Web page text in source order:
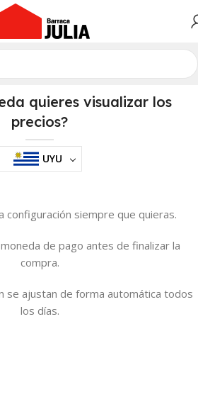
quieres visualizar los
precios?
UYU
configuración siempre que quieras.
de pago antes de finalizar la
compra.
se ajustan de forma automática todos
los días.